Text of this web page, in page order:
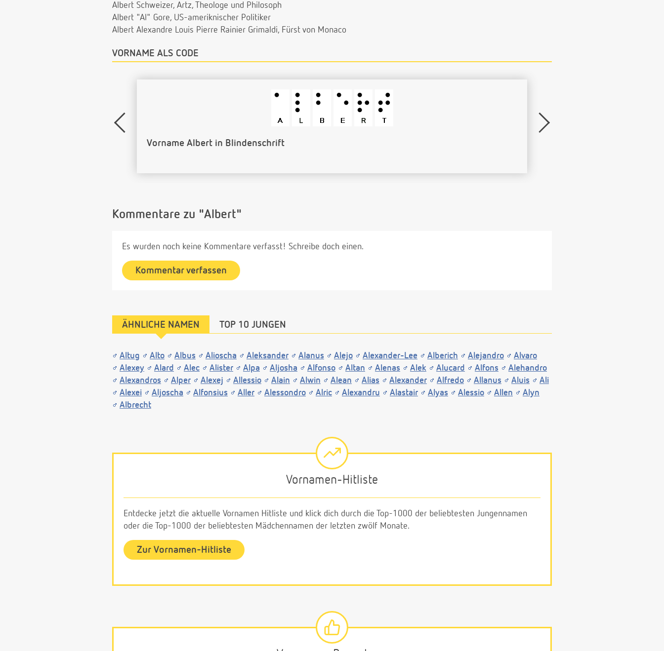
Albert Schweizer, Artz, Theologe und Philosoph
Albert "Al" Gore, US-ameriknischer Politiker
Albert Alexandre Louis Pierre Rainier Grimaldi, Fürst von Monaco
VORNAME ALS CODE
Name Albert als Barcode
Kommentare zu "Albert"
Es wurden noch keine Kommentare verfasst! Schreibe doch einen.
Kommentar verfassen
ÄHNLICHE NAMEN TOP 10 JUNGEN
Altug Alto Albus Alioscha Aleksander Alanus Alejo Alexander-Lee Alberich Alejandro
Alvaro
Alexey
Alard Alec Alister Alpa Aljosha Alfonso Altan Alenas Alek Alucard Alfons
Alehandro
Alexandros
Alper Alexej Allessio Alain Alwin Alean Alias Alexander Alfredo Allanus Aluis
Ali
Alexei
Aljoscha Alfonsius Aller Alessondro Alric Alexandru Alastair Alyas Alessio Allen
Alyn
Albrecht
Vornamen-Hitliste
Entdecke jetzt die aktuelle Vornamen Hitliste und klick dich durch die Top-1000 der beliebtesten Jungennamen
oder die Top-1000 der beliebtesten Mädchennamen der letzten zwölf Monate.
Zur Vornamen-Hitliste